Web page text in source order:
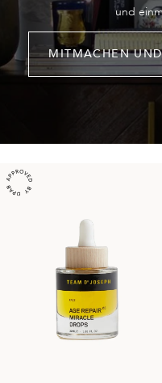
und
MITMACHEN